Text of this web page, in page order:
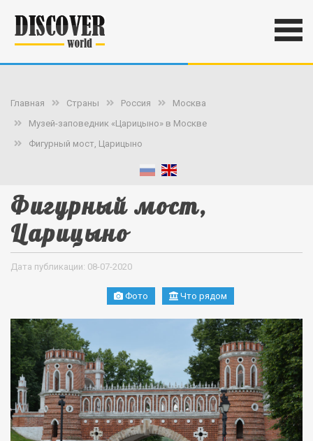
Главная Страны Россия
Москва
Музей-заповедник «Царицыно» в Москве
Фигурный мост, Царицыно
Фигурный мост,
Царицыно
Дата публикации: 08-07-2020
Фото Что рядом